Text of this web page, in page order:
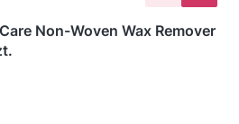
Non-Woven Wax Remover